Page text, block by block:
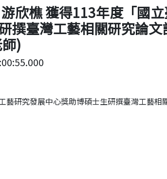
欣樵 獲得113年度「國
撰臺灣工藝相關研究論
)
藝研究發展中心獎助博碩士生研撰臺灣工藝相